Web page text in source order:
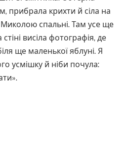
прибрала крихти й сіла на
Миколою спальні. Там усе ще
висіла фотографія, де
ще маленької яблуні. Я
усмішку й ніби почула: